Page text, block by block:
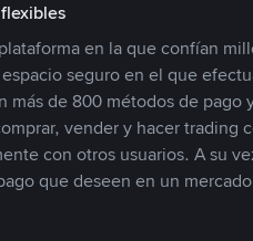
en la que confían
seguro en el que
más de 800 métodos de pago
vender y hacer trading
con otros usuarios. A su
que deseen en un